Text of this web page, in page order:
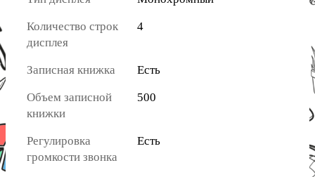
Количество строк
дисплея
4
Записная книжка Есть
Объем записной
книжки
500
Регулировка
громкости звонка
Есть